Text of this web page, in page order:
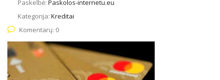
Paskelbė: Paskolos-internetu.eu
Kategorija: Kreditai
Komentarų: 0